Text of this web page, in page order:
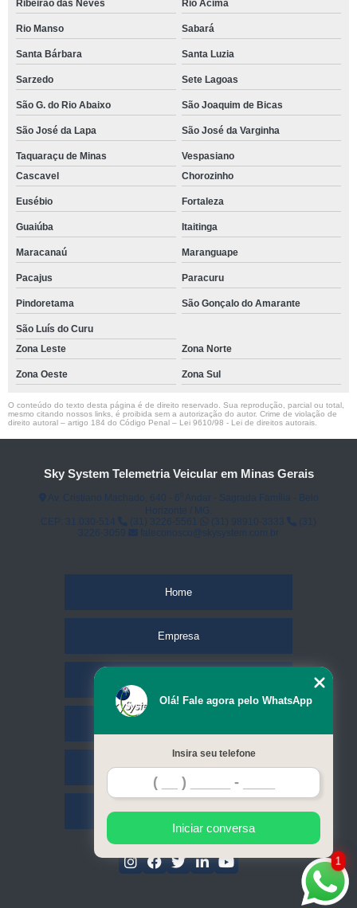
Ribeirão das Neves Rio Acima
Rio Manso Sabará
Santa Bárbara Santa Luzia
Sarzedo Sete Lagoas
São G. do Rio Abaixo São Joaquim de Bicas
São José da Lapa São José da Varginha
Taquaraçu de Minas
Vespasiano
Cascavel
Chorozinho
Eusébio Fortaleza
Guaiúba Itaitinga
Maracanaú Maranguape
Pacajus Paracuru
Pindoretama São Gonçalo do Amarante
São Luís do Curu
Zona Leste
Zona Norte
Zona Oeste Zona Sul
O conteúdo do texto desta página é de direito reservado. Sua reprodução, parcial ou total,
mesmo citando nossos links, é proibida sem a autorização do autor. Crime de violação de
direito autoral – artigo 184 do Código Penal – Lei 9610/98 - Lei de direitos autorais
Sky System Telemetria Veicular em Minas Gerais
Home
Empresa
Contato
Mapa do site
1
Olá! Fale agora pelo WhatsApp
Insira seu telefone
Iniciar conversa